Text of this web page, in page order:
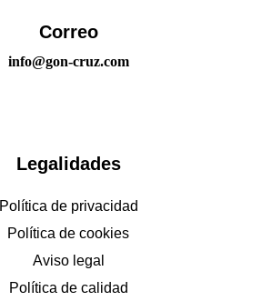
Correo
info@gon-cruz.com
Legalidades
Política de privacidad
Política de cookies
Aviso legal
Política de calidad